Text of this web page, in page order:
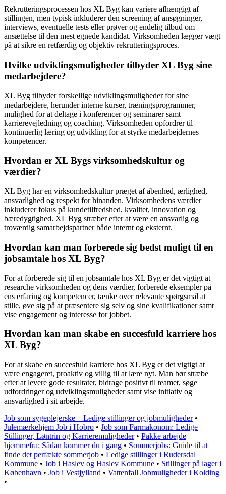
Rekrutteringsprocessen hos XL Byg kan variere afhængigt af
stillingen, men typisk inkluderer den screening af ansøgninger,
interviews, eventuelle tests eller prøver og endelig tilbud om
ansættelse til den mest egnede kandidat. Virksomheden lægger vægt
på at sikre en retfærdig og objektiv rekrutteringsproces.
Hvilke udviklingsmuligheder tilbyder XL Byg sine
medarbejdere?
XL Byg tilbyder forskellige udviklingsmuligheder for sine
medarbejdere, herunder interne kurser, træningsprogrammer,
mulighed for at deltage i konferencer og seminarer samt
karrierevejledning og coaching. Virksomheden opfordrer til
kontinuerlig læring og udvikling for at styrke medarbejdernes
kompetencer.
Hvordan er XL Bygs virksomhedskultur og
værdier?
XL Byg har en virksomhedskultur præget af åbenhed, ærlighed,
ansvarlighed og respekt for hinanden. Virksomhedens værdier
inkluderer fokus på kundetilfredshed, kvalitet, innovation og
bæredygtighed. XL Byg stræber efter at være en ansvarlig og
troværdig samarbejdspartner både internt og eksternt.
Hvordan kan man forberede sig bedst muligt til en
jobsamtale hos XL Byg?
For at forberede sig til en jobsamtale hos XL Byg er det vigtigt at
researche virksomheden og dens værdier, forberede eksempler på
ens erfaring og kompetencer, tænke over relevante spørgsmål at
stille, øve sig på at præsentere sig selv og sine kvalifikationer samt
vise engagement og interesse for jobbet.
Hvordan kan man skabe en succesfuld karriere hos
XL Byg?
For at skabe en succesfuld karriere hos XL Byg er det vigtigt at
være engageret, proaktiv og villig til at lære nyt. Man bør stræbe
efter at levere gode resultater, bidrage positivt til teamet, søge
udfordringer og udviklingsmuligheder samt vise initiativ og
ansvarlighed i sit arbejde.
Job som sygeplejerske – Ledige stillinger og jobmuligheder•
Julemærkehjem Job i Hobro • Job som Farmakonom: Ledige
Stillinger, Løntrin og Karrieremuligheder• Pakke arbejde
hjemmefra: Sådan kommer du i gang • Sommerjobs: Guide til at
finde det perfækte sommerjob • Ledige stillinger i Rudersdal
Kommune • Job i Haslev og Haslev Kommune • Stillinger på lager i
København • Job i Vestjylland • Vattenfall Jobmuligheder i Kolding
•